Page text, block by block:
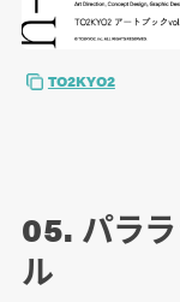
TO2KYO2
05. パラ
ル